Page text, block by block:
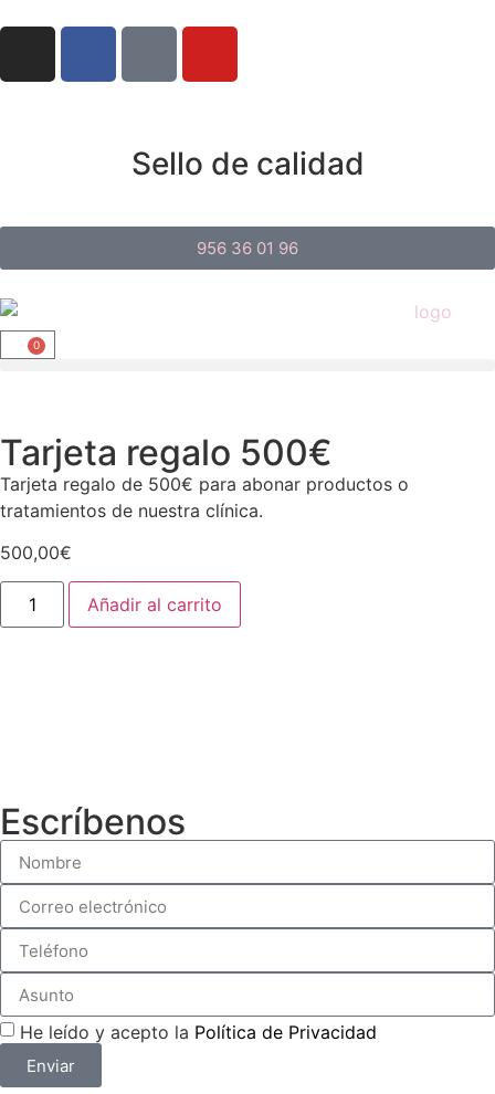
Sello de calidad
956 36 01 96
0
Tarjeta regalo 500€
Tarjeta regalo de 500€ para abonar productos o
tratamientos de nuestra clínica.
500,00€
Añadir al carrito
Escríbenos
He leído y acepto la Política de Privacidad
Enviar